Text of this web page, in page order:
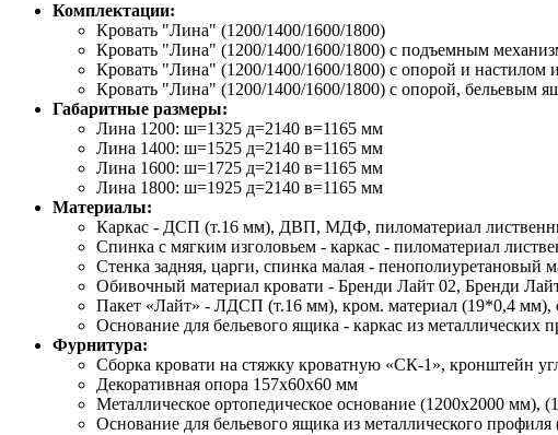
Комплектации:
Кровать "Лина" (1200/1400/1600/1800)
Кровать "Лина" (1200/1400/1600/1800) с подъемным
Кровать "Лина" (1200/1400/1600/1800) с опорой и настилом
Кровать "Лина" (1200/1400/1600/1800) с опорой, бельевым
Габаритные размеры:
Лина 1200: ш=1325 д=2140 в=1165 мм
Лина 1400: ш=1525 д=2140 в=1165 мм
Лина 1600: ш=1725 д=2140 в=1165 мм
Лина 1800: ш=1925 д=2140 в=1165 мм
Материалы:
Каркас - ДСП (т.16 мм), ДВП, МДФ, пиломатериал
Спинка с мягким изголовьем - каркас - пиломатериал
Стенка задняя, царги, спинка малая - пенополиуретановый
Обивочный материал кровати - Бренди Лайт 02, Бренди
Пакет «Лайт» - ЛДСП (т.16 мм), кром. материал (19*0,4 мм),
Основание для бельевого ящика - каркас из
Фурнитура:
Сборка кровати на стяжку кроватную «СК-1», кронштейн
Декоративная опора 157х60х60 мм
Металлическое ортопедическое основание (1200х2000
Основание для бельевого ящика из металлического